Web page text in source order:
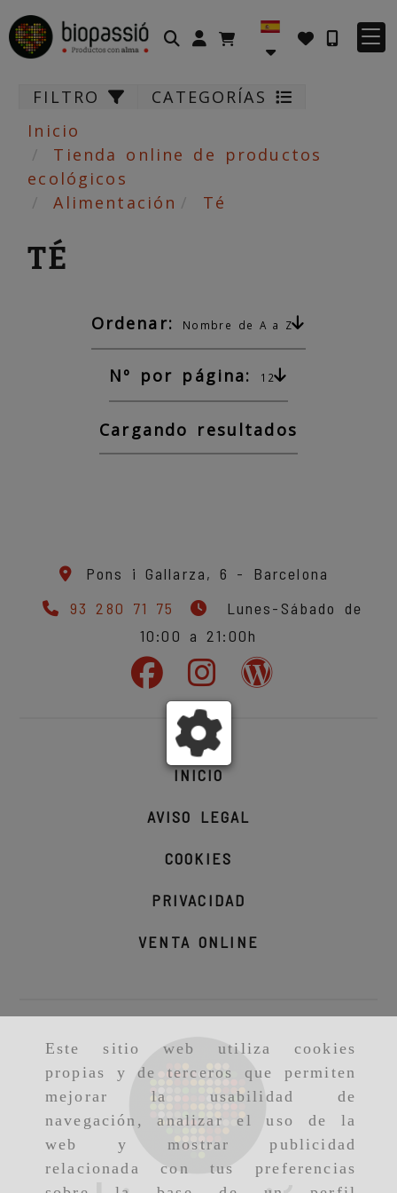
Este sitio web utiliza cookies
propias y de terceros que permiten
mejorar la usabilidad de
navegación, analizar el uso de la
web y mostrar publicidad
relacionada con tus preferencias
Identifícate
FILTRO
CATEGORÍAS
Inicio
Tienda online de productos
ecológicos
Alimentación
Té
TÉ
Ordenar: Nombre de A a Z
Nº por página: 12
Cargando resultados
Pons i Gallarza, 6 - Barcelona
93 280 71 75
Lunes-Sábado de
10:00 a 21:00h
INICIO
AVISO LEGAL
COOKIES
PRIVACIDAD
VENTA ONLINE